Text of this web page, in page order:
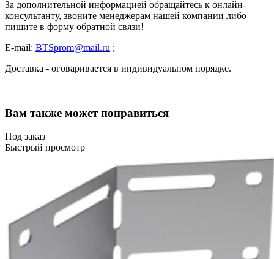
За дополнительной информацией обращайтесь к онлайн-
консультанту, звоните менеджерам нашей компании либо
пишите в форму обратной связи!
E-mail: BTSprom@mail.ru ;
Доставка - оговаривается в индивидуальном порядке.
Вам также может понравиться
Под заказ
Быстрый просмотр